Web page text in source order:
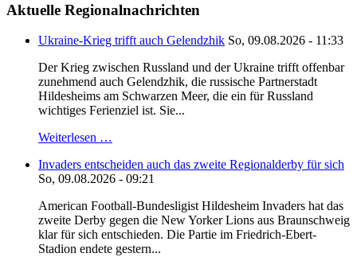
Aktuelle Regionalnachrichten
Ukraine-Krieg trifft auch Gelendzhik So, 09.08.2026 - 11:33
Der Krieg zwischen Russland und der Ukraine trifft offenbar
zunehmend auch Gelendzhik, die russische Partnerstadt
Hildesheims am Schwarzen Meer, die ein für Russland
wichtiges Ferienziel ist. Sie...
Weiterlesen …
Invaders entscheiden auch das zweite Regionalderby für sich
So, 09.08.2026 - 09:21
American Football-Bundesligist Hildesheim Invaders hat das
zweite Derby gegen die New Yorker Lions aus Braunschweig
klar für sich entschieden. Die Partie im Friedrich-Ebert-
Stadion endete gestern...